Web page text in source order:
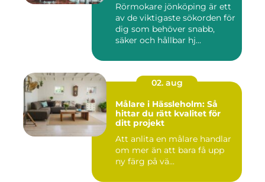
Rörmokare jönköping är ett
av de viktigaste sökorden för
dig som behöver snabb,
säker och hållbar hj...
02. aug
Målare i Hässleholm: Så
hittar du rätt kvalitet för
ditt projekt
Att anlita en målare handlar
om mer än att bara få upp
ny färg på vä...